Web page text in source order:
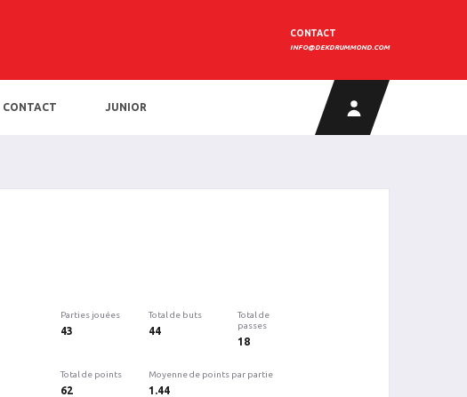
CONTACT
INFO@DEKDRUMMOND.COM
CONTACT JUNIOR
Parties jouées
43
Total de buts
44
Total de
passes
18
Total de points
62
Moyenne de points par partie
1.44